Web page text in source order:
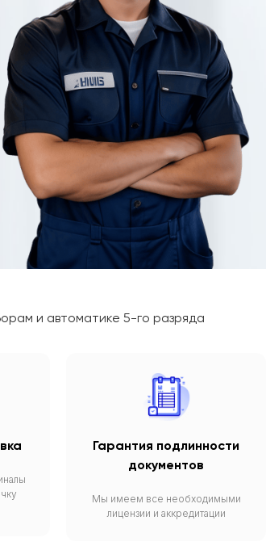
и автоматике 5-го разряда
Гарантия подлинности
документов
Мы имеем все необходимыми
лицензии и аккредитации